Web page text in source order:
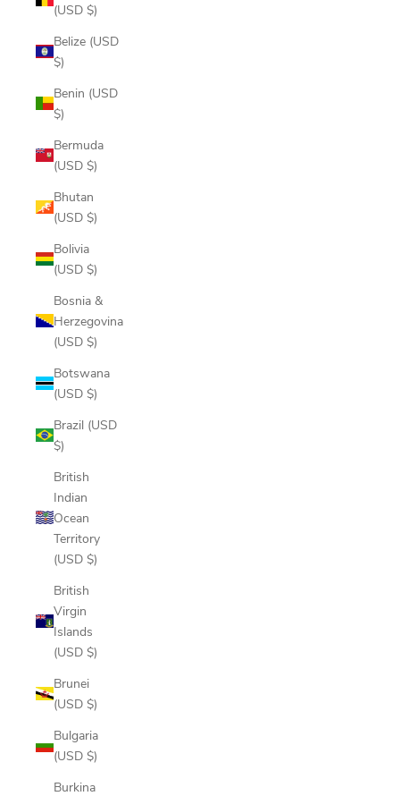
(USD $)
Belize (USD
$)
Benin (USD
$)
Bermuda
(USD $)
Bhutan
(USD $)
Bolivia
(USD $)
Bosnia &
Herzegovina
(USD $)
Botswana
(USD $)
Brazil (USD
$)
British
Indian
Ocean
Territory
(USD $)
British
Virgin
Islands
(USD $)
Brunei
(USD $)
Bulgaria
(USD $)
Burkina